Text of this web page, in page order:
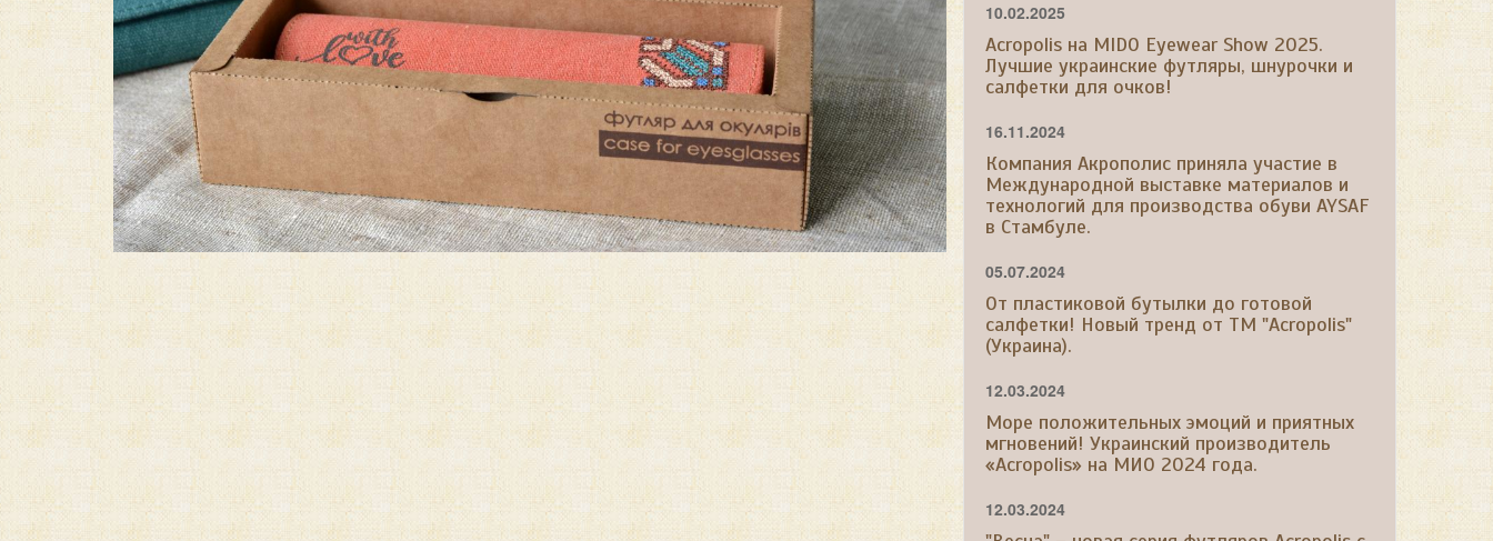
10.02.2025
Acropolis на MIDO Eyewear Show 2025.
Лучшие украинские футляры, шнурочки и
салфетки для очков!
16.11.2024
Компания Акрополис приняла участие в
Международной выставке материалов и
технологий для производства обуви AYSAF
в Стамбуле.
05.07.2024
От пластиковой бутылки до готовой
салфетки! Новый тренд от ТМ "Acropolis"
(Украина).
12.03.2024
Море положительных эмоций и приятных
мгновений! Украинский производитель
«Acropolis» на МИО 2024 года.
12.03.2024